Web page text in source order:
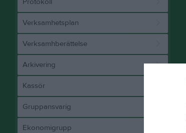
Verksamhetsplan
Verksamhberättelse
Arkivering
Kassör
Gruppansvarig
Ekonomigrupp